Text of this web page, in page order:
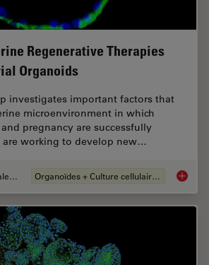
Regenerative Therapies
Organoids
investigates important factors that
microenvironment in which
pregnancy are successfully
are working to develop new…
Galeries Organoïdes + Culture cellulaire en 3D